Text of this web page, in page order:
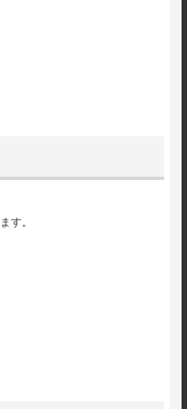
す。